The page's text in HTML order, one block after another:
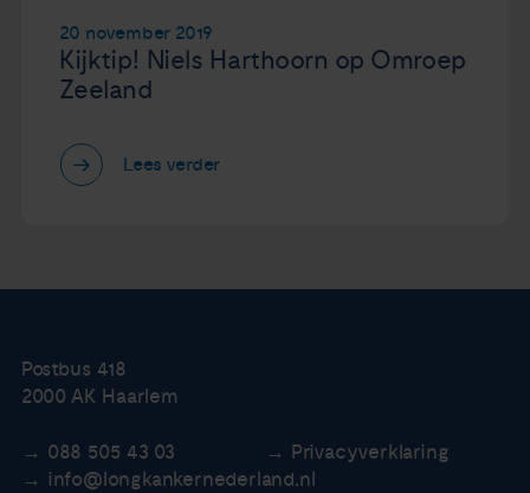
20 november 2019
Kijktip! Niels Harthoorn op Omroep
Zeeland
Lees verder
Postbus 418
2000 AK Haarlem
088 505 43 03
Privacyverklaring
info@longkankernederland.nl